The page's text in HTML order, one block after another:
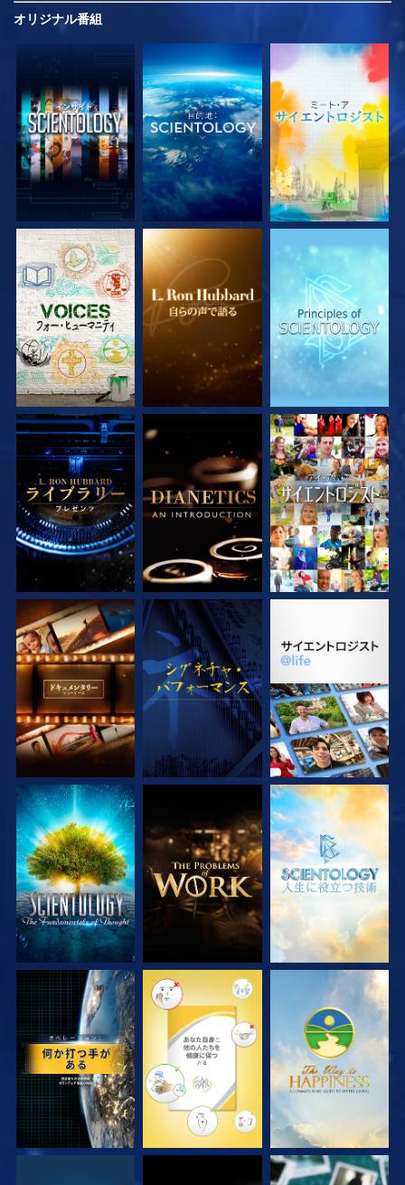
オリジナル番組
シリーズを探求 シリーズを探求 シリーズを探求
シリーズを探求 シリーズを探求 観る
シリーズを探求 観る シリーズを探求
シリーズを探求 シリーズを探求 シリーズを探求
観る 観る 観る